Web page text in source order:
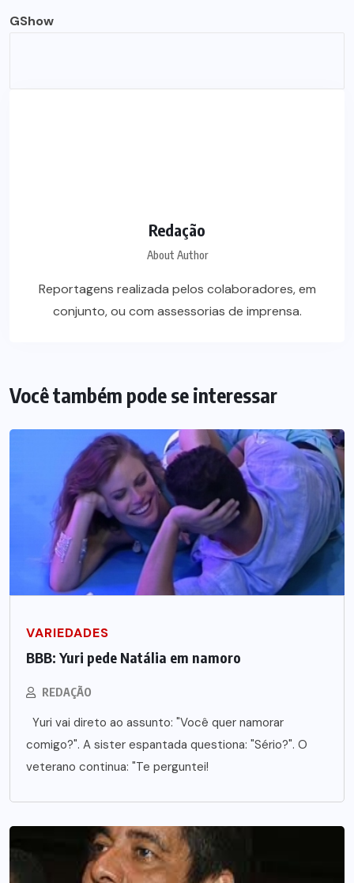
GShow
Redação
About Author
Reportagens realizada pelos colaboradores, em
conjunto, ou com assessorias de imprensa.
Você também pode se interessar
VARIEDADES
BBB: Yuri pede Natália em namoro
REDAÇÃO
Yuri vai direto ao assunto: "Você quer namorar
comigo?". A sister espantada questiona: "Sério?". O
veterano continua: "Te perguntei!